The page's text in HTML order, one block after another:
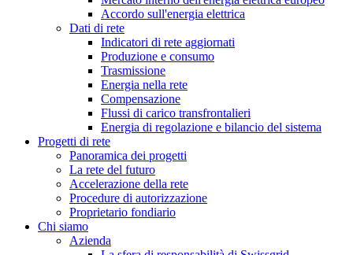
Accordo sull'energia elettrica
Dati di rete
Indicatori di rete aggiornati
Produzione e consumo
Trasmissione
Energia nella rete
Compensazione
Flussi di carico transfrontalieri
Energia di regolazione e bilancio del sistema
Progetti di rete
Panoramica dei progetti
La rete del futuro
Accelerazione della rete
Procedure di autorizzazione
Proprietario fondiario
Chi siamo
Azienda